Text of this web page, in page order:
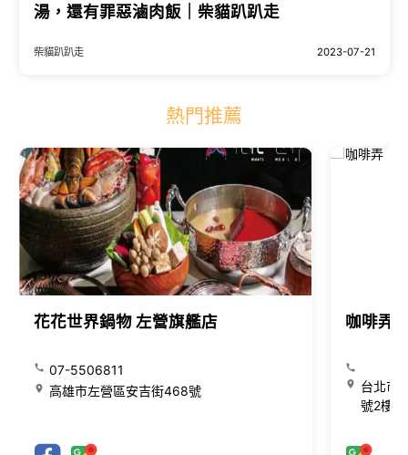
湯，還有罪惡滷肉飯｜柴貓趴趴走
柴貓趴趴走 2023-07-21
熱門推薦
花花世界鍋物 左營旗艦店
07-5506811
高雄市左營區安吉街468號
咖啡弄
台北市
號2樓